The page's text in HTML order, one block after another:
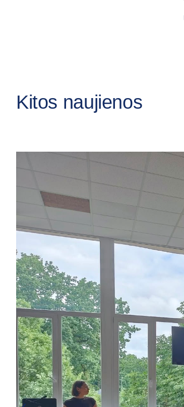
Kitos naujienos